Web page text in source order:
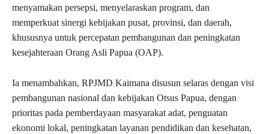
menyamakan persepsi, menyelaraskan program, dan
memperkuat sinergi kebijakan pusat, provinsi, dan daerah,
khususnya untuk percepatan pembangunan dan peningkatan
kesejahteraan Orang Asli Papua (OAP).
Ia menambahkan, RPJMD Kaimana disusun selaras dengan visi
pembangunan nasional dan kebijakan Otsus Papua, dengan
prioritas pada pemberdayaan masyarakat adat, penguatan
ekonomi lokal, peningkatan layanan pendidikan dan kesehatan,